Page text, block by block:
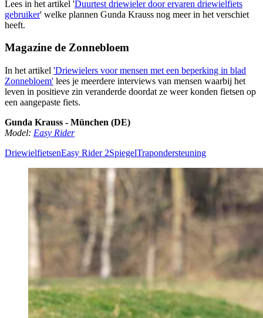
Lees in het artikel 'Duurtest driewieler door ervaren driewielfiets
gebruiker' welke plannen Gunda Krauss nog meer in het verschiet
heeft.
Magazine de Zonnebloem
In het artikel 'Driewielers voor mensen met een beperking in blad
Zonnebloem' lees je meerdere interviews van mensen waarbij het
leven in positieve zin veranderde doordat ze weer konden fietsen op
een aangepaste fiets.
Gunda Krauss - München (DE)
Model: Easy Rider
DriewielfietsenEasy Rider 2SpiegelTrapondersteuning